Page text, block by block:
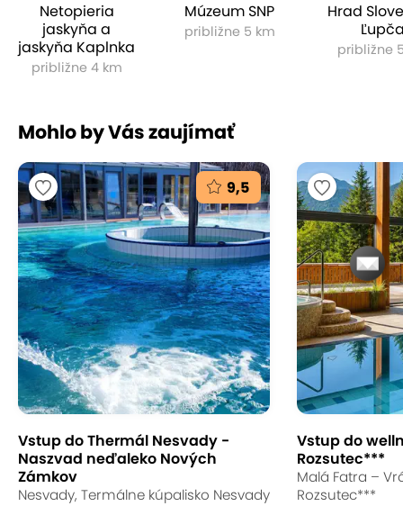
Netopieria
jaskyňa a
jaskyňa Kaplnka
približne 4 km
Múzeum SNP
približne 5 km
Hrad
približne
Mohlo by Vás zaujímať
9,5
Vstup do Thermál Nesvady -
Naszvad neďaleko Nových
Zámkov
Nesvady, Termálne kúpalisko Nesvady
Vstup do
Rozsutec***
Malá Fatra –
Rozsutec***